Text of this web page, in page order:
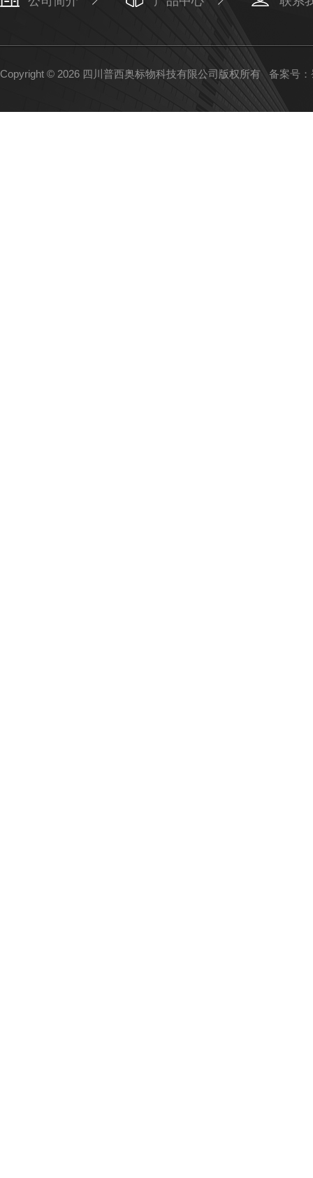
Copyright © 2026 四川普西奥标物科技有限公司版权所有 备案号：